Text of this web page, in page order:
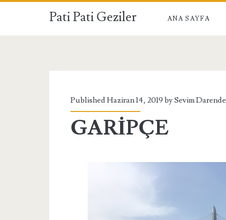
Pati Pati Geziler ANA SAYFA
Published Haziran 14, 2019 bySevim Darende
GARİPÇE